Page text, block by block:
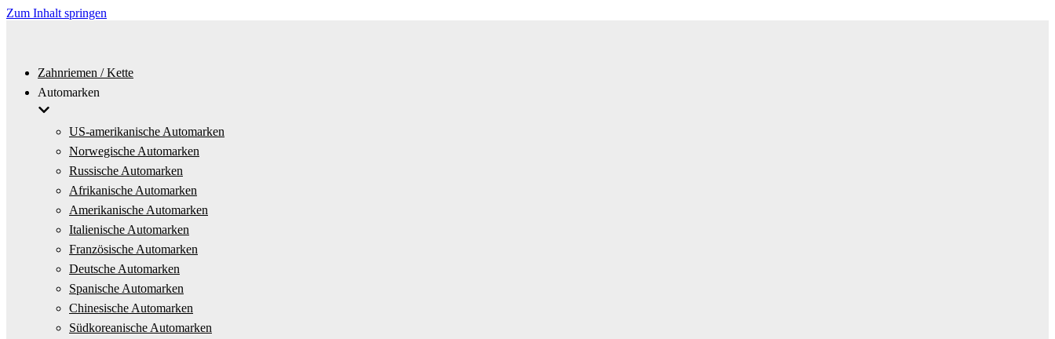
Zum Inhalt springen
Zahnriemen / Kette
Automarken
US-amerikanische Automarken
Norwegische Automarken
Russische Automarken
Afrikanische Automarken
Amerikanische Automarken
Italienische Automarken
Französische Automarken
Deutsche Automarken
Spanische Automarken
Chinesische Automarken
Südkoreanische Automarken